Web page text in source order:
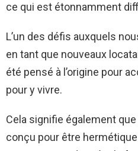
ce qui est étonnamment
L’un des défis auxquels
en tant que nouveaux
été pensé à l’origine pour
pour y vivre.
Cela signifie également que
conçu pour être